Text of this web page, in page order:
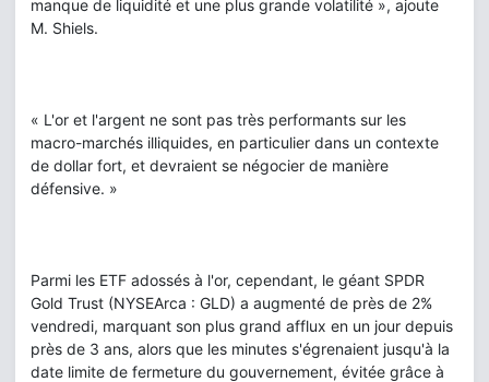
manque de liquidité et une plus grande volatilité », ajoute
M. Shiels.
« L'or et l'argent ne sont pas très performants sur les
macro-marchés illiquides, en particulier dans un contexte
de dollar fort, et devraient se négocier de manière
défensive. »
Parmi les ETF adossés à l'or, cependant, le géant SPDR
Gold Trust (NYSEArca : GLD) a augmenté de près de 2%
vendredi, marquant son plus grand afflux en un jour depuis
près de 3 ans, alors que les minutes s'égrenaient jusqu'à la
date limite de fermeture du gouvernement, évitée grâce à